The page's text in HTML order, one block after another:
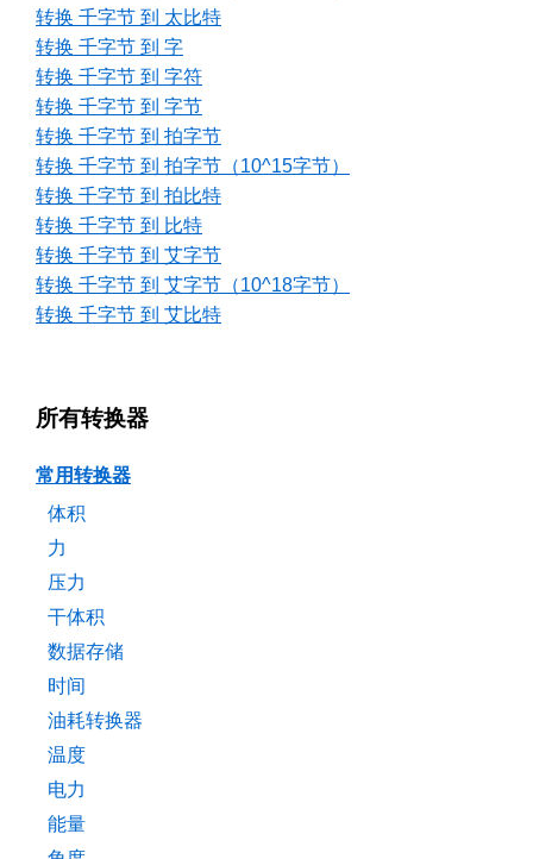
转换 千字节 到 太比特
转换 千字节 到 字
转换 千字节 到 字符
转换 千字节 到 字节
转换 千字节 到 拍字节
转换 千字节 到 拍字节（10^15字节）
转换 千字节 到 拍比特
转换 千字节 到 比特
转换 千字节 到 艾字节
转换 千字节 到 艾字节（10^18字节）
转换 千字节 到 艾比特
所有转换器
常用转换器
体积
力
压力
干体积
数据存储
时间
油耗转换器
温度
电力
能量